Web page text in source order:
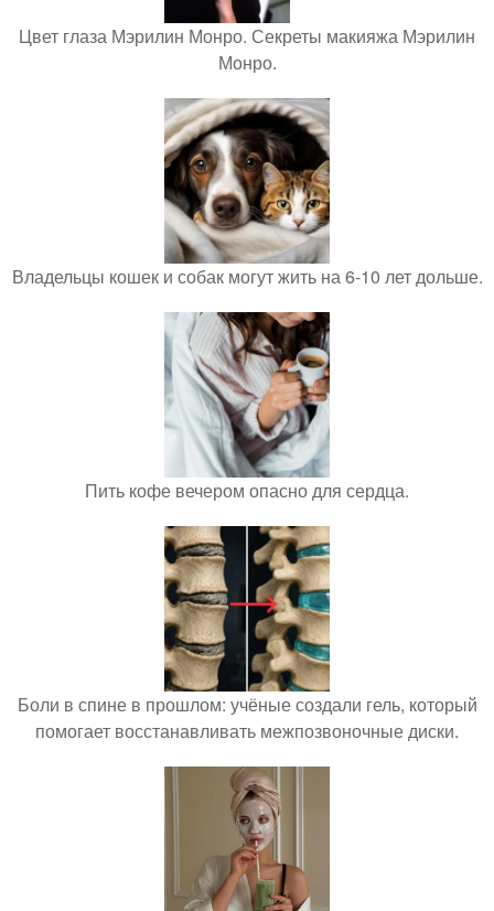
Цвет глаза Мэрилин Монро. Секреты макияжа Мэрилин
Монро.
Владельцы кошек и собак могут жить на 6-10 лет дольше.
Пить кофе вечером опасно для сердца.
Боли в спине в прошлом: учёные создали гель, который
помогает восстанавливать межпозвоночные диски.